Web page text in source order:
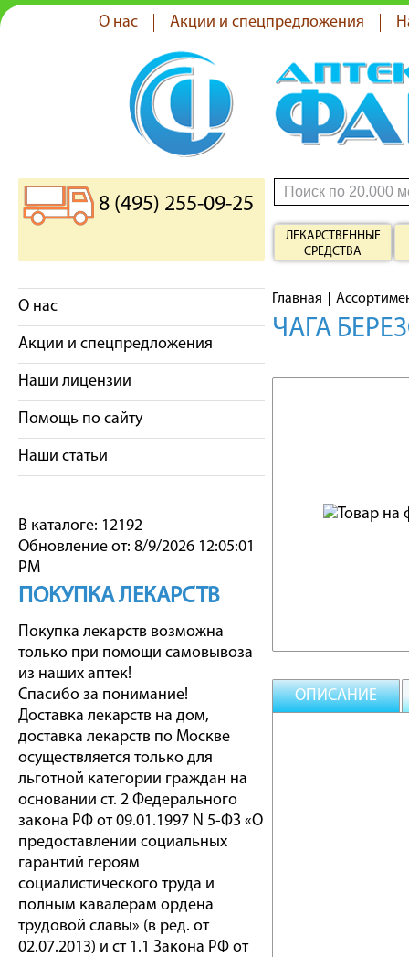
О нас Акции и спецпредложения
8 (495) 255-09-25
ЛЕКАРСТВЕННЫЕ
СРЕДСТВА
О нас
Акции и спецпредложения
Наши лицензии
Помощь по сайту
Наши статьи
В каталоге: 12192
Обновление от: 8/9/2026 12:05:01
PM
ПОКУПКА ЛЕКАРСТВ
Покупка лекарств возможна
только при помощи самовывоза
из наших аптек!
Спасибо за понимание!
Доставка лекарств на дом,
доставка лекарств по Москве
осуществляется только для
льготной категории граждан на
основании ст. 2 Федерального
закона РФ от 09.01.1997 N 5-ФЗ «О
предоставлении социальных
гарантий героям
социалистического труда и
полным кавалерам ордена
трудовой славы» (в ред. от
02.07.2013) и ст 1.1 Закона РФ от
Главная
ЧАГА
ОПИСАНИЕ